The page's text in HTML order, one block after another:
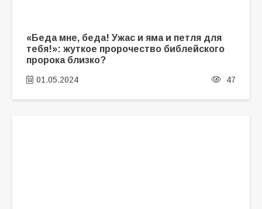
«Беда мне, беда! Ужас и яма и петля для
тебя!»: жуткое пророчество библейского
пророка близко?
01.05.2024 47